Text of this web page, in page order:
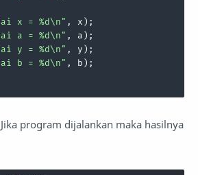
x = %d\n" , x);
a = %d\n" , a);
y = %d\n" , y);
b = %d\n" , b);
Jika program dijalankan maka hasilnya